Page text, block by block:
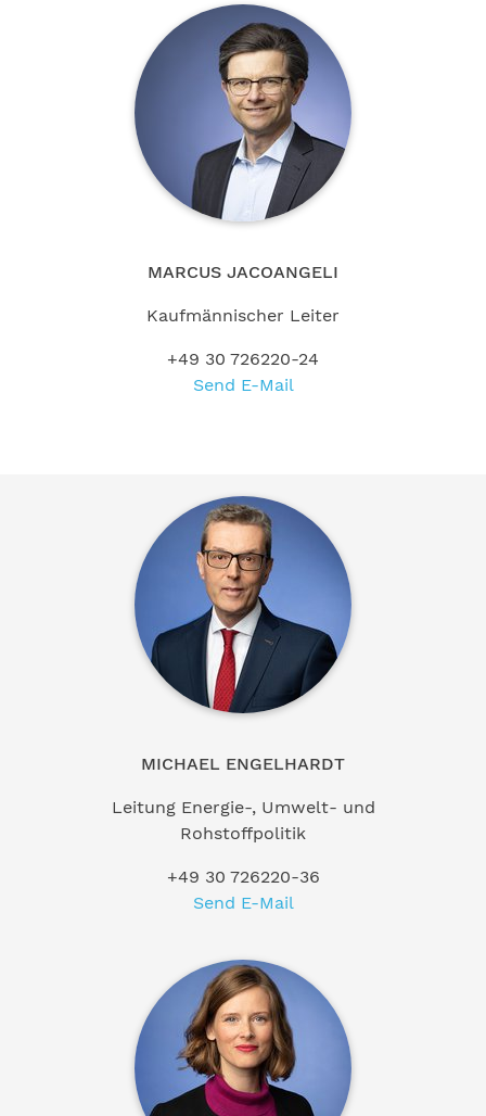
MARCUS JACOANGELI
Kaufmännischer Leiter
+49 30 726220-24
Send E-Mail
MICHAEL ENGELHARDT
Leitung Energie-, Umwelt- und
Rohstoffpolitik
+49 30 726220-36
Send E-Mail